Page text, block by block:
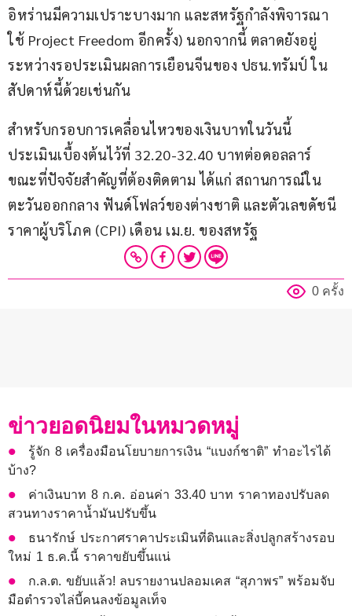
อิหร่านมีความเปราะบางมาก และสหรัฐกำลังพิจารณา
ใช้ Project Freedom อีกครั้ง) นอกจากนี้ ตลาดยังอยู่
ระหว่างรอประเมินผลการเยือนจีนของ ปธน.ทรัมป์ ใน
สัปดาห์นี้ด้วยเช่นกัน
สำหรับกรอบการเคลื่อนไหวของเงินบาทในวันนี้
ประเมินเบื้องต้นไว้ที่ 32.20-32.40 บาทต่อดอลลาร์
ขณะที่ปัจจัยสำคัญที่ต้องติดตาม ได้แก่ สถานการณ์ใน
ตะวันออกกลาง ฟันด์โฟลว์ของต่างชาติ และตัวเลขดัชนี
ราคาผู้บริโภค (CPI) เดือน เม.ย. ของสหรัฐ
0 ครั้ง
ข่าวยอดนิยมในหมวดหมู่
รู้จัก 8 เครื่องมือนโยบายการเงิน “แบงก์ชาติ” ทำอะไรได้
บ้าง?
ค่าเงินบาท 8 ก.ค. อ่อนค่า 33.40 บาท ราคาทองปรับลด
สวนทางราคาน้ำมันปรับขึ้น
ธนารักษ์ ประกาศราคาประเมินที่ดินและสิ่งปลูกสร้างรอบ
ใหม่ 1 ธ.ค.นี้ ราคาขยับขึ้นแน่
ก.ล.ต. ขยับแล้ว! ลบรายงานปลอมเคส “สุภาพร” พร้อมจับ
มือตำรวจไล่บี้คนลงข้อมูลเท็จ